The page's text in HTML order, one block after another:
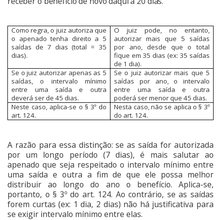
Como regra, o juiz autoriza que
o apenado tenha direito a 5
saídas de 7 dias (total = 35
dias).
O juiz pode, no entanto,
autorizar mais que 5 saídas
por ano, desde que o total
fique em 35 dias (ex: 35 saídas
de 1 dia).
Se o juiz autorizar apenas as 5
saídas, o intervalo mínimo
entre uma saída e outra
deverá ser de 45 dias.
Se o juiz autorizar mais que 5
saídas por ano, o intervalo
entre uma saída e outra
poderá ser menor que 45 dias.
Neste caso, aplica-se o § 3º do
art. 124.
Nesta caso, não se aplica o § 3º
do art. 124.
A razão para essa distinção: se as saída for autorizada
por um longo período (7 dias), é mais salutar ao
apenado que seja respeitado o intervalo mínimo entre
uma saída e outra a fim de que ele possa melhor
distribuir ao longo do ano o benefício. Aplica-se,
portanto, o § 3º do art. 124. Ao contrário, se as saídas
forem curtas (ex: 1 dia, 2 dias) não há justificativa para
se exigir intervalo mínimo entre elas.